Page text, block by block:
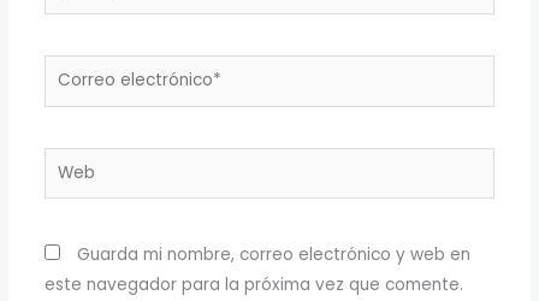
Correo
Web
Guarda mi nombre, correo electrónico y web en
este navegador para la próxima vez que comente.